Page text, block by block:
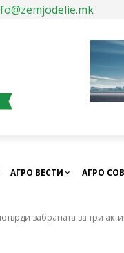
АГРО ВЕСТИ АГРО
забраната за три